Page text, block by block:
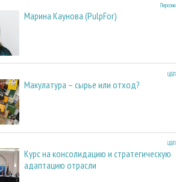
Персона
Марина Каунова (PulpFor)
ЦБП
Макулатура – сырье или отход?
ЦБП
Курс на консолидацию и стратегическую
адаптацию отрасли